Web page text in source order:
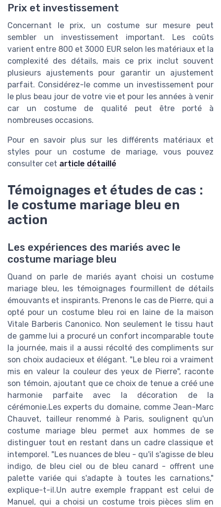
Prix et investissement
Concernant le prix, un costume sur mesure peut
sembler un investissement important. Les coûts
varient entre 800 et 3000 EUR selon les matériaux et la
complexité des détails, mais ce prix inclut souvent
plusieurs ajustements pour garantir un ajustement
parfait. Considérez-le comme un investissement pour
le plus beau jour de votre vie et pour les années à venir
car un costume de qualité peut être porté à
nombreuses occasions.
Pour en savoir plus sur les différents matériaux et
styles pour un costume de mariage, vous pouvez
consulter cet article détaillé
Témoignages et études de cas :
le costume mariage bleu en
action
Les expériences des mariés avec le
costume mariage bleu
Quand on parle de mariés ayant choisi un costume
mariage bleu, les témoignages fourmillent de détails
émouvants et inspirants. Prenons le cas de Pierre, qui a
opté pour un costume bleu roi en laine de la maison
Vitale Barberis Canonico. Non seulement le tissu haut
de gamme lui a procuré un confort incomparable toute
la journée, mais il a aussi récolté des compliments sur
son choix audacieux et élégant. "Le bleu roi a vraiment
mis en valeur la couleur des yeux de Pierre", raconte
son témoin, ajoutant que ce choix de tenue a créé une
harmonie parfaite avec la décoration de la
cérémonie.Les experts du domaine, comme Jean-Marc
Chauvet, tailleur renommé à Paris, soulignent qu'un
costume mariage bleu permet aux hommes de se
distinguer tout en restant dans un cadre classique et
intemporel. "Les nuances de bleu - qu'il s'agisse de bleu
indigo, de bleu ciel ou de bleu canard - offrent une
palette variée qui s'adapte à toutes les carnations,"
explique-t-il.Un autre exemple frappant est celui de
Manuel, qui a choisi un costume trois pièces slim en